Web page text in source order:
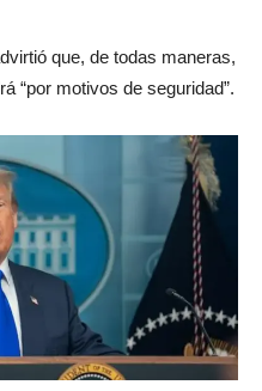
que, de todas maneras,
“por motivos de seguridad”.